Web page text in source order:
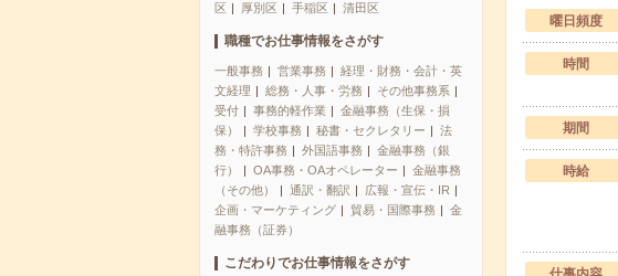
区
厚別区 手稲区 清田区
職種でお仕事情報をさがす
一般事務 営業事務
経理・財務・会計・英
文経理
総務・人事・労務
その他事務系
受付
事務的軽作業
金融事務（生保・損
保）
学校事務 秘書・セクレタリー
法
務・特許事務
外国語事務
金融事務（銀
行）
OA事務・OAオペレーター
金融事務
（その他）
通訳・翻訳
広報・宣伝・IR
企画・マーケティング
貿易・国際事務
金
融事務（証券）
こだわりでお仕事情報をさがす
曜日頻度
時間
期間
時給